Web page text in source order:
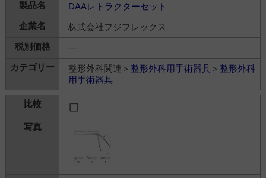
DAAレトラクターセット
株式会社フジフレックス
---
整形外科関連＞ 整形外科用手術器具＞ 整形外科
用手術器具